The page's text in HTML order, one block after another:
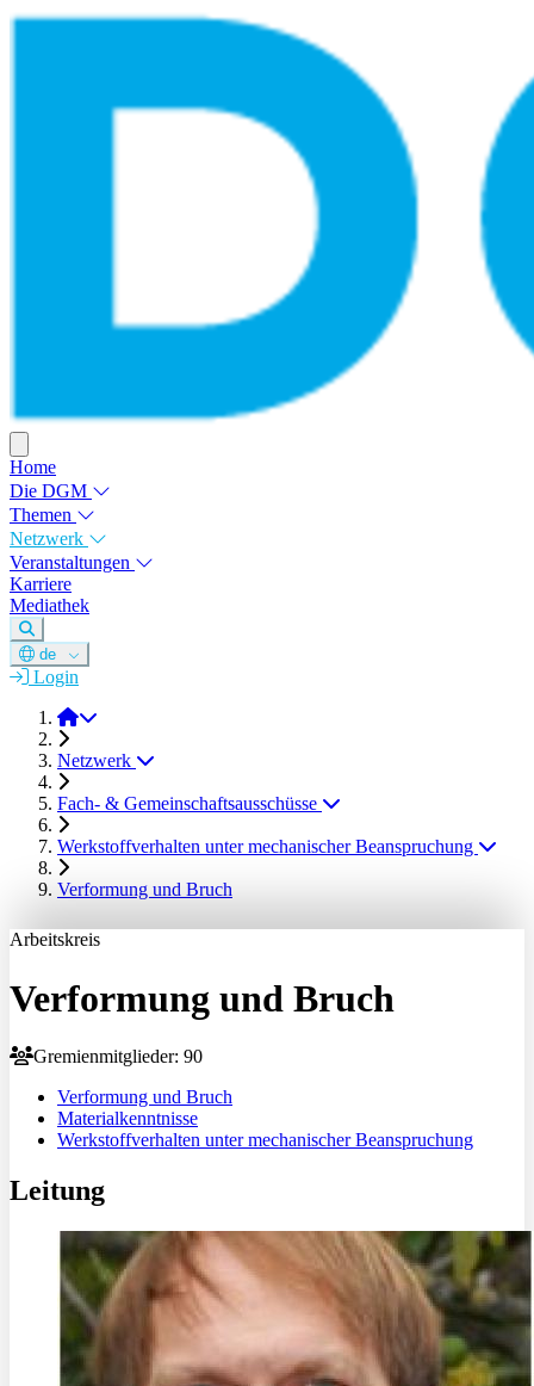
Home
Die DGM
Themen
Netzwerk
Veranstaltungen
Karriere
Mediathek
de
Login
DGM e.V.
Netzwerk
Fach- & Gemeinschaftsausschüsse
Werkstoffverhalten unter mechanischer Beanspruchung
Verformung und Bruch
Arbeitskreis
Verformung und Bruch
Gremienmitglieder: 90
Verformung und Bruch
Materialkenntnisse
Werkstoffverhalten unter mechanischer Beanspruchung
Leitung